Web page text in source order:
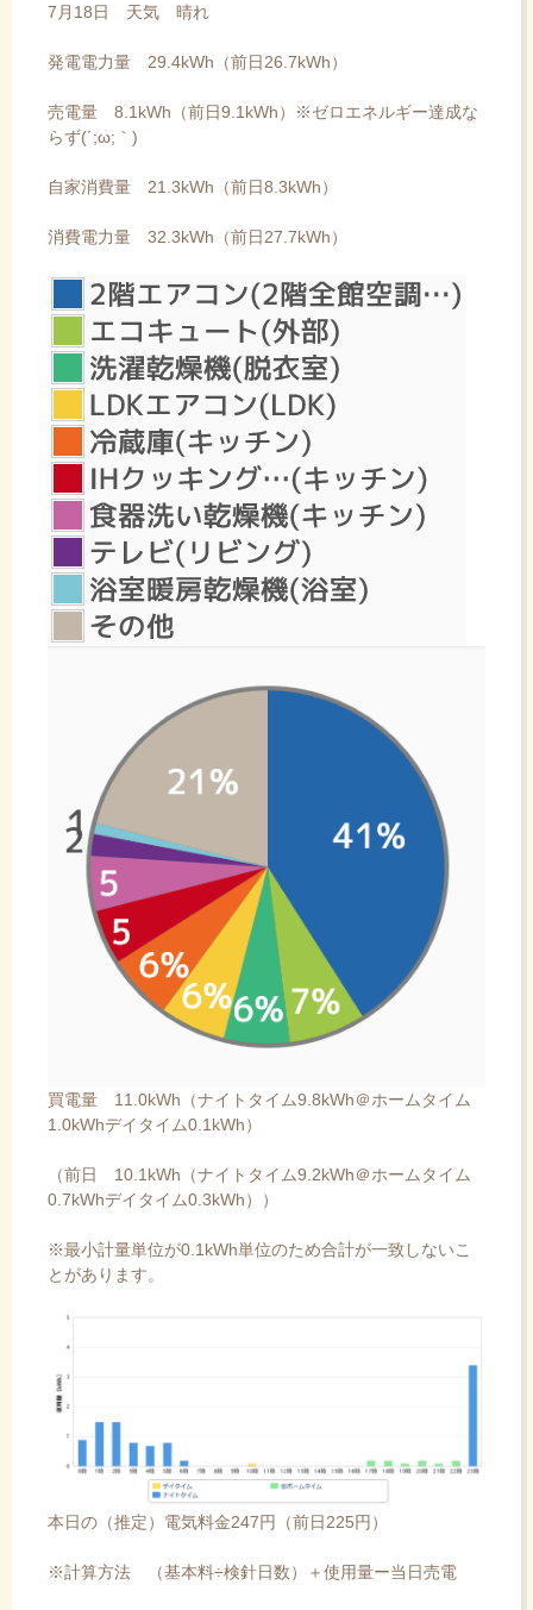
7月18日 天気 晴れ
発電電力量 29.4kWh（前日26.7kWh）
売電量 8.1kWh（前日9.1kWh）※ゼロエネルギー達成な
らず(´;ω;｀)
自家消費量 21.3kWh（前日8.3kWh）
消費電力量 32.3kWh（前日27.7kWh）
買電量 11.0kWh（ナイトタイム9.8kWh＠ホームタイム
1.0kWhデイタイム0.1kWh）
（前日 10.1kWh（ナイトタイム9.2kWh＠ホームタイム
0.7kWhデイタイム0.3kWh））
※最小計量単位が0.1kWh単位のため合計が一致しないこ
とがあります。
本日の（推定）電気料金247円（前日225円）
※計算方法 （基本料÷検針日数）＋使用量ー当日売電